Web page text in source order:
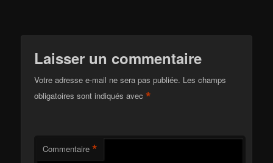
Laisser un commentaire
Votre adresse e-mail ne sera pas publiée. Les champs
obligatoires sont indiqués avec*
Commentaire *